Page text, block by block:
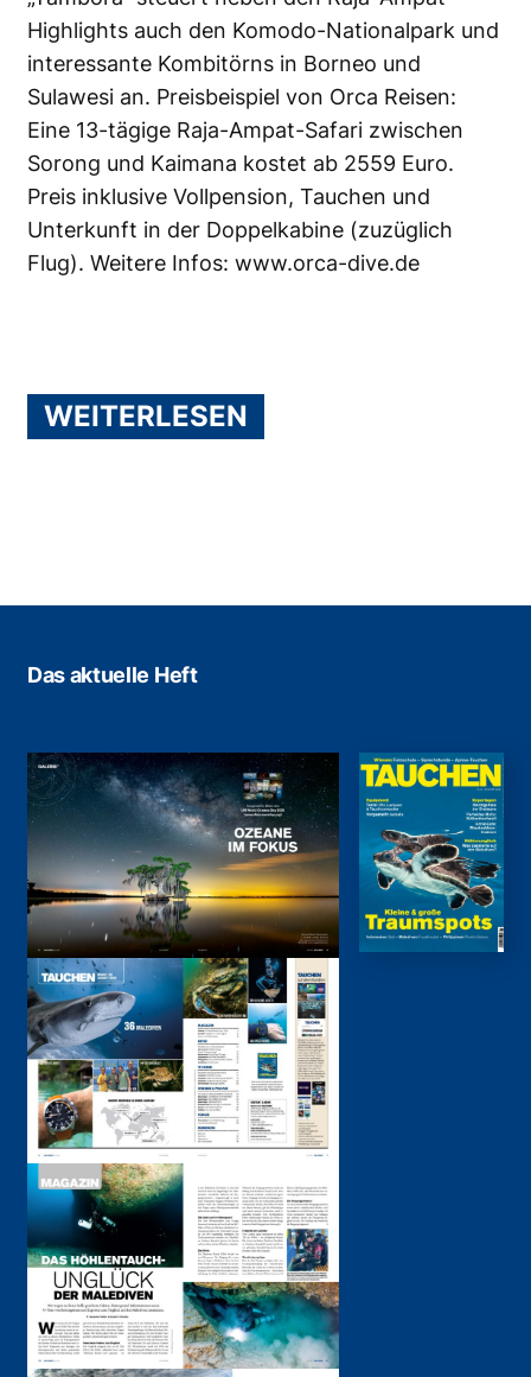
Highlights auch den Komodo-Nationalpark und
interessante Kombitörns in Borneo und
Sulawesi an. Preisbeispiel von Orca Reisen:
Eine 13-tägige Raja-Ampat-Safari zwischen
Sorong und Kaimana kostet ab 2559 Euro.
Preis inklusive Vollpension, Tauchen und
Unterkunft in der Doppelkabine (zuzüglich
Flug). Weitere Infos: www.orca-dive.de
WEITERLESEN
Das aktuelle Heft